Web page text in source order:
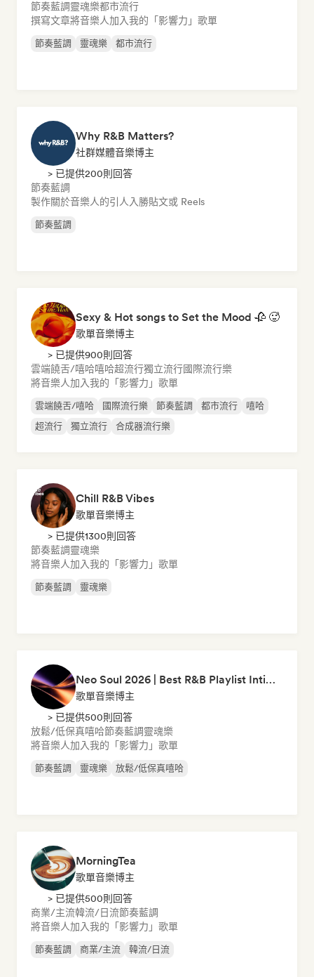
節奏藍調靈魂樂都市流行
撰寫文章將音樂人加入我的「影響力」歌單
節奏藍調 靈魂樂 都市流行
Why R&B Matters?
社群媒體音樂博主
> 已提供200則回答
節奏藍調
製作關於音樂人的引人入勝貼文或 Reels
節奏藍調
Sexy & Hot songs to Set the Mood 🥀 🥵
歌單音樂博主
> 已提供900則回答
雲端饒舌/嘻哈嘻哈超流行獨立流行國際流行樂
將音樂人加入我的「影響力」歌單
雲端饒舌/嘻哈 國際流行樂 節奏藍調 都市流行
嘻哈
超流行
獨立流行 合成器流行樂
Chill R&B Vibes
歌單音樂博主
> 已提供1300則回答
節奏藍調靈魂樂
將音樂人加入我的「影響力」歌單
節奏藍調 靈魂樂
Neo Soul 2026 | Best R&B Playlist Intimate & Sexy
歌單音樂博主
> 已提供500則回答
放鬆/低保真嘻哈節奏藍調靈魂樂
將音樂人加入我的「影響力」歌單
節奏藍調 靈魂樂 放鬆/低保真嘻哈
MorningTea
歌單音樂博主
> 已提供500則回答
商業/主流韓流/日流節奏藍調
將音樂人加入我的「影響力」歌單
節奏藍調 商業/主流 韓流/日流